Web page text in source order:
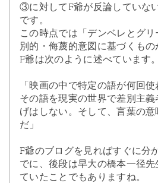
③に対してF爺が反論していな
です。
この時点では「デンベレとグ
別的・侮蔑的意図に基づくもの
F爺は次のように述べています。
「映画の中で特定の語が何回使
その語を現実の世界で差別主
げはしない。そして、言葉の
だ」
F爺のブログを見ればすぐに分
でに、後段は早大の橋本一径
ていたことでもありますね。